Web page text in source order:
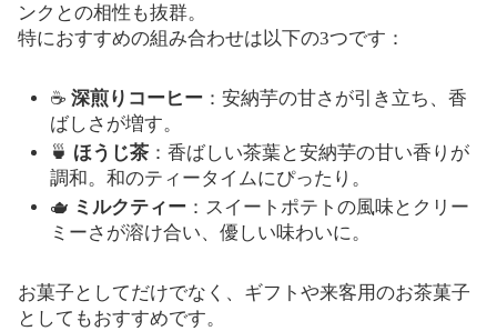
ンクとの相性も抜群。
特におすすめの組み合わせは以下の3つです：
☕深煎りコーヒー ：安納芋の甘さが引き立ち、香
ばしさが増す。
🍵 ほうじ茶 ：香ばしい茶葉と安納芋の甘い香りが
調和。和のティータイムにぴったり。
🫖 ミルクティー ：スイートポテトの風味とクリー
ミーさが溶け合い、優しい味わいに。
お菓子としてだけでなく、ギフトや来客用のお茶菓子
としてもおすすめです。